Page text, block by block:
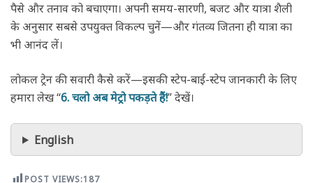
पैसे और तनाव को बचाएगा। अपनी समय-सारणी, बजट और यात्रा शैली
के अनुसार सबसे उपयुक्त विकल्प चुनें—और गंतव्य जितना ही यात्रा का
भी आनंद लें।
लोकल ट्रेन की सवारी कैसे करें—इसकी स्टेप-बाई-स्टेप जानकारी के लिए
हमारा लेख “6. चलो अब मेट्रो पकड़ते हैं!” देखें।
English
POST VIEWS:187